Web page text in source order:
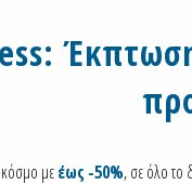
μεέως -50%, σε όλο το